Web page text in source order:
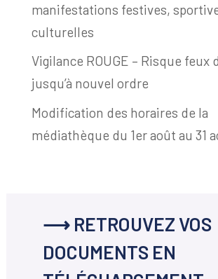
manifestations festives,
culturelles
Vigilance ROUGE – Risque feux
jusqu’à nouvel ordre
Modification des horaires de la
médiathèque du 1er août au 31
⟶ RETROUVEZ VOS
DOCUMENTS EN